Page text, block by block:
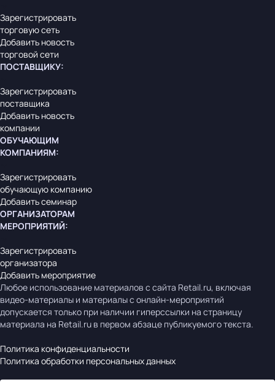
Зарегистрировать
торговую сеть
Добавить новость
торговой сети
ПОСТАВЩИКУ:
Зарегистрировать
поставщика
Добавить новость
компании
ОБУЧАЮЩИМ
КОМПАНИЯМ:
Зарегистрировать
обучающую компанию
Добавить семинар
ОРГАНИЗАТОРАМ
МЕРОПРИЯТИЙ:
Зарегистрировать
организатора
Добавить мероприятие
Любое использование материалов с сайта Retail.ru, включая
видео-материалы и материалы с онлайн-мероприятий
допускается только при наличии гиперссылки на страницу
материала на Retail.ru в первом абзаце публикуемого текста.
Политика конфиденциальности
Политика обработки персональных данных